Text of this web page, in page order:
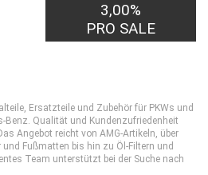
3,00%
PRO SALE
Ersatzteile und Zubehör für PKWs und
Benz. Qualität und Kundenzufriedenheit
Angebot reicht von AMG-Artikeln, über
Fußmatten bis hin zu Öl-Filtern und
Team unterstützt bei der Suche nach